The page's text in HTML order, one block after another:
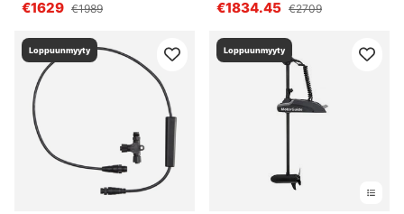
€1629 €1989
€1834.45 €2709
Loppuunmyyty Loppuunmyyty